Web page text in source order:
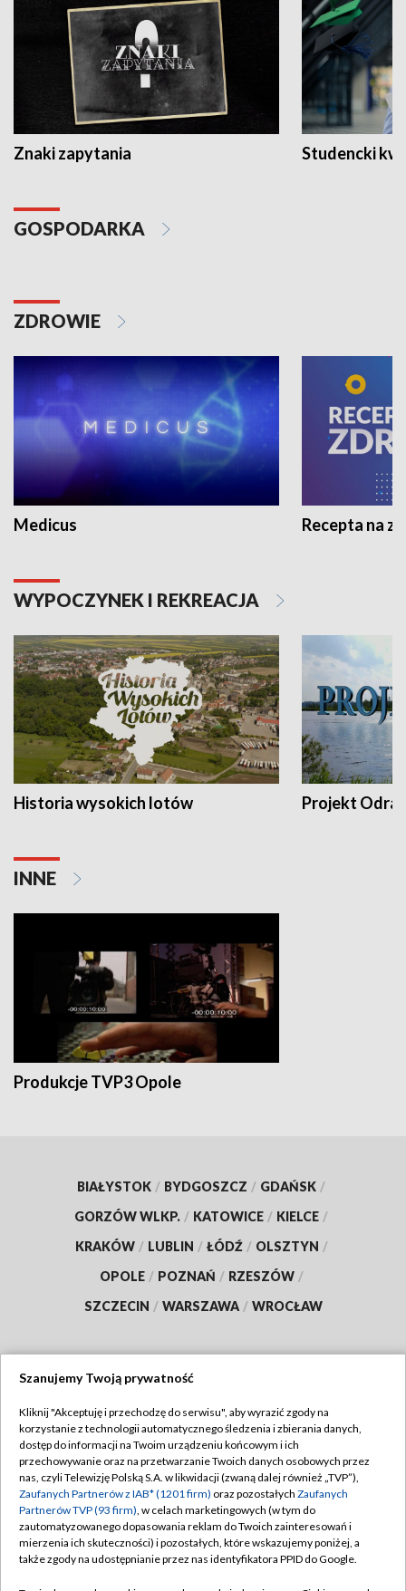
Znaki zapytania Studencki
GOSPODARKA
ZDROWIE
Medicus Recepta na
WYPOCZYNEK I REKREACJA
Historia wysokich lotów Projekt Odra
INNE
Produkcje TVP3 Opole
BIAŁYSTOK / BYDGOSZCZ / GDAŃSK /
GORZÓW WLKP. / KATOWICE / KIELCE /
KRAKÓW / LUBLIN / ŁÓDŹ / OLSZTYN /
OPOLE / POZNAŃ / RZESZÓW /
SZCZECIN / WARSZAWA / WROCŁAW
TVP
Abonament TVP
Emisja w TVP
Centrum informacji TVP
Naziemna Telewizja Cyfrowa
Regulamin TVP
Polityka prywatności
Moje zgody
Pomoc
Szanujemy Twoją prywatność
Kliknij "Akceptuję i przechodzę do serwisu", aby wyrazić zgody na
korzystanie z technologii automatycznego śledzenia i zbierania danych,
dostęp do informacji na Twoim urządzeniu końcowym i ich
przechowywanie oraz na przetwarzanie Twoich danych osobowych przez
nas, czyli Telewizję Polską S.A. w likwidacji (zwaną dalej również „TVP”),
Zaufanych Partnerów z IAB* (1201 firm) oraz pozostałych Zaufanych
Partnerów TVP (93 firm), w celach marketingowych (w tym do
zautomatyzowanego dopasowania reklam do Twoich zainteresowań i
mierzenia ich skuteczności) i pozostałych, które wskazujemy poniżej, a
także zgody na udostępnianie przez nas identyfikatora PPID do Google.